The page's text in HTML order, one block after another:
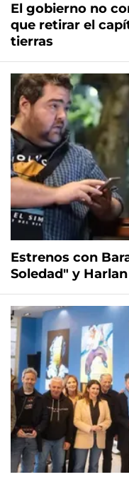
El gobierno no
que retirar el
tierras
Estrenos con
Soledad" y